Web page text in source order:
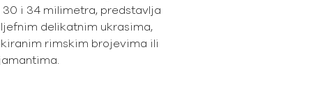
30 i 34 milimetra, predstavlja
delikatnim ukrasima,
rimskim brojevima ili